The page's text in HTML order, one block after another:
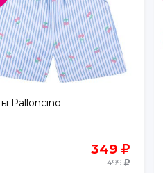
Palloncino
349
499